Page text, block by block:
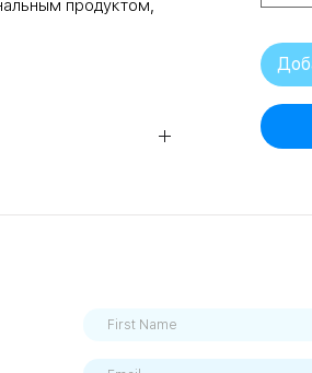
продуктом,